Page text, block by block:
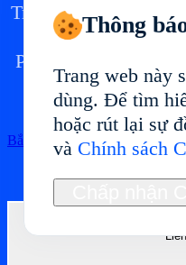
Triển khai môi
hiệu suất ổn
Phù hợp cho quản lý
dụng, tự động
Bắt đầu
Thông
Trang web này
dùng. Để tìm
hoặc rút lại sự
và Chính sách